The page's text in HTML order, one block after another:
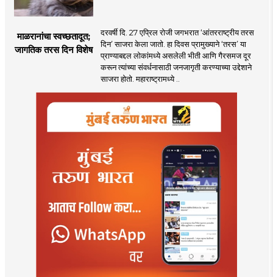
माळरानांचा स्वच्छतादूत;
जागतिक तरस दिन विशेष
दरवर्षी दि. 27 एप्रिल रोजी जगभरात ‌‘आंतरराष्ट्रीय तरस
दिन‌’ साजरा केला जातो. हा दिवस प्रामुख्याने ‌‘तरस‌’ या
प्राण्याबद्दल लोकांमध्ये असलेली भीती आणि गैरसमज दूर
करून त्यांच्या संवर्धनासाठी जनजागृती करण्याच्या उद्देशाने
साजरा होतो. महाराष्ट्रामध्ये ..